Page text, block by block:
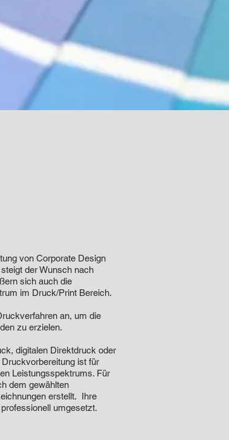
von Corporate Design
der Wunsch nach
sich auch die
im Druck/Print Bereich.
an, um die
zu erzielen.
digitalen Direktdruck oder
ist für
Leistungsspektrums. Für
dem gewählten
erstellt. Ihre
umgesetzt.